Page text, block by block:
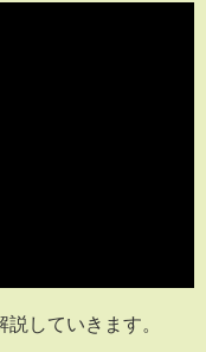
していきます。